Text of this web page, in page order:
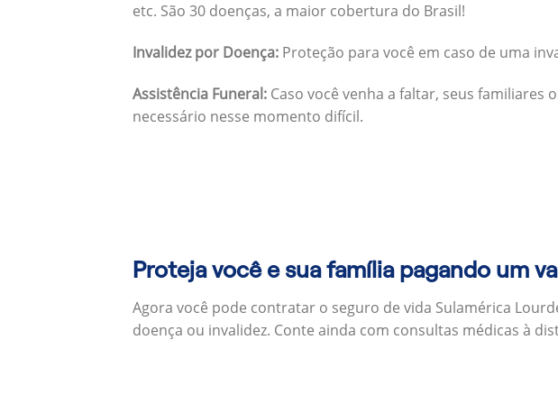
etc. São 30 doenças, a maior cobertura do Brasil!
Invalidez por Doença: Proteção para você em caso de uma
Assistência Funeral: Caso você venha a faltar, seus
necessário nesse momento difícil.
Proteja você e sua família pagando um
Agora você pode contratar o seguro de vida Sulamérica
doença ou invalidez. Conte ainda com consultas médicas à